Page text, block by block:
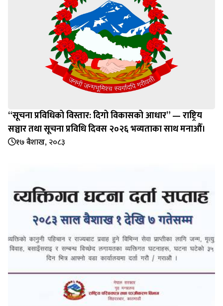
“सूचना प्रविधिको विस्तार: दिगो विकासको आधार” — राष्ट्रिय
सञ्चार तथा सूचना प्रविधि दिवस २०२६ भव्यताका साथ मनाऔँ।
१७ बैशाख, २०८३